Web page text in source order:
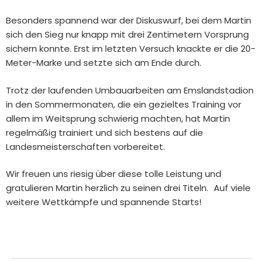
Besonders spannend war der Diskuswurf, bei dem Martin
sich den Sieg nur knapp mit drei Zentimetern Vorsprung
sichern konnte. Erst im letzten Versuch knackte er die 20-
Meter-Marke und setzte sich am Ende durch.
Trotz der laufenden Umbauarbeiten am Emslandstadion
in den Sommermonaten, die ein gezieltes Training vor
allem im Weitsprung schwierig machten, hat Martin
regelmäßig trainiert und sich bestens auf die
Landesmeisterschaften vorbereitet.
Wir freuen uns riesig über diese tolle Leistung und
gratulieren Martin herzlich zu seinen drei Titeln. Auf viele
weitere Wettkämpfe und spannende Starts!